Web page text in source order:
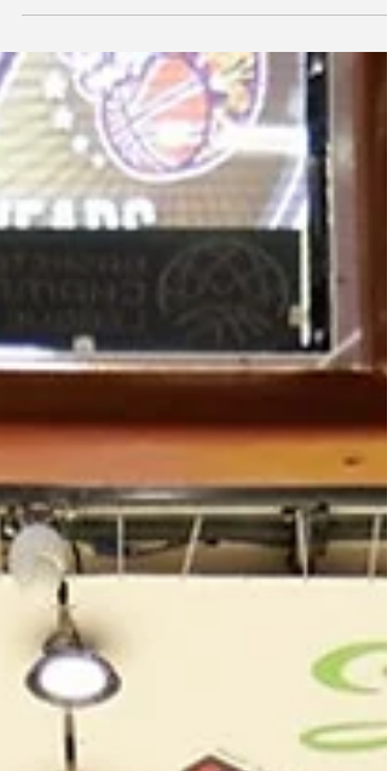
חולוניה, האוהדים אהבו לשיר לו שיר ייחודי רק
שמילותיו הפשוטות הן "גוני גוני גוני פסיכופת,
גוני...